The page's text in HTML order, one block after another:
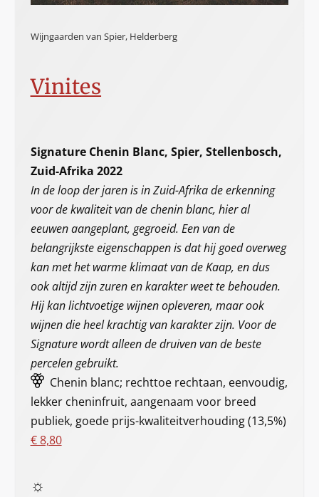
Wijngaarden van Spier, Helderberg
Vinites
Signature Chenin Blanc, Spier, Stellenbosch,
Zuid-Afrika 2022
In de loop der jaren is in Zuid-Afrika de erkenning
voor de kwaliteit van de chenin blanc, hier al
eeuwen aangeplant, gegroeid. Een van de
belangrijkste eigenschappen is dat hij goed overweg
kan met het warme klimaat van de Kaap, en dus
ook altijd zijn zuren en karakter weet te behouden.
Hij kan lichtvoetige wijnen opleveren, maar ook
wijnen die heel krachtig van karakter zijn. Voor de
Signature wordt alleen de druiven van de beste
percelen gebruikt.
Chenin blanc; rechttoe rechtaan, eenvoudig,
lekker cheninfruit, aangenaam voor breed
publiek, goede prijs-kwaliteitverhouding (13,5%)
€ 8,80
☼